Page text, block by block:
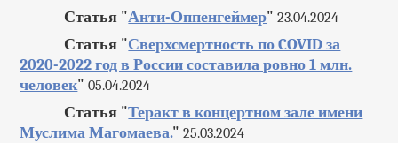
Статья "Анти-Оппенгеймер" 23.04.2024
Статья "Сверхсмертность по COVID за
2020-2022 год в России составила ровно 1 млн.
человек" 05.04.2024
Статья "Теракт в концертном зале имени
Муслима Магомаева." 25.03.2024